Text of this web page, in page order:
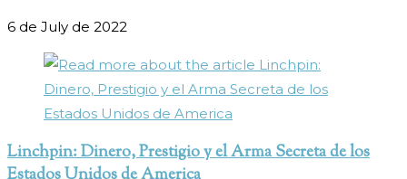
6 de July de 2022
Linchpin: Dinero, Prestigio y el Arma Secreta de los